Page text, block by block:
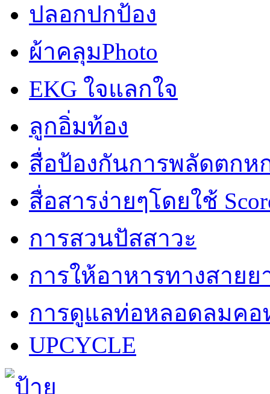
ปลอกปกป้อง
ผ้าคลุมPhoto
EKG ใจแลกใจ
ลูกอิ่มท้อง
สื่อป้องกันการพลัดตกห
สื่อสารง่ายๆโดยใช้
การสวนปัสสาวะ
การให้อาหารทางสายย
การดูแลท่อหลอดลมคอ
UPCYCLE